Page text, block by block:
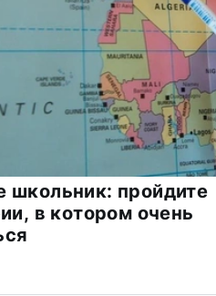
школьник: пройдите
в котором очень